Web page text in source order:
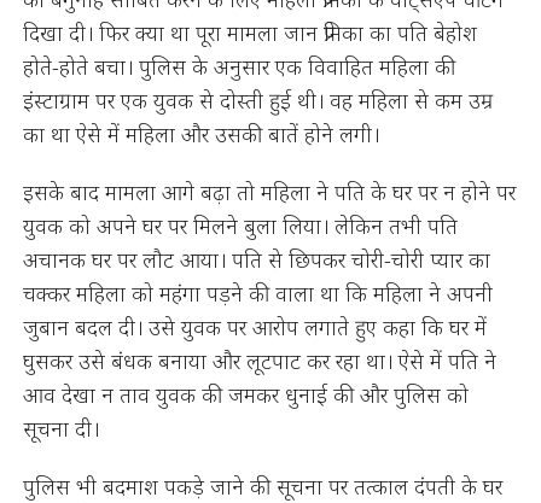
दिखा दी। फिर क्या था पूरा मामला जान प्रेमिका का पति बेहोश
होते-होते बचा। पुलिस के अनुसार एक विवाहित महिला की
इंस्टाग्राम पर एक युवक से दोस्ती हुई थी। वह महिला से कम उम्र
का था ऐसे में महिला और उसकी बातें होने लगी।
इसके बाद मामला आगे बढ़ा तो महिला ने पति के घर पर न होने पर
युवक को अपने घर पर मिलने बुला लिया। लेकिन तभी पति
अचानक घर पर लौट आया। पति से छिपकर चोरी-चोरी प्यार का
चक्कर महिला को महंगा पड़ने की वाला था कि महिला ने अपनी
जुबान बदल दी। उसे युवक पर आरोप लगाते हुए कहा कि घर में
घुसकर उसे बंधक बनाया और लूटपाट कर रहा था। ऐसे में पति ने
आव देखा न ताव युवक की जमकर धुनाई की और पुलिस को
सूचना दी।
पुलिस भी बदमाश पकड़े जाने की सूचना पर तत्काल दंपती के घर